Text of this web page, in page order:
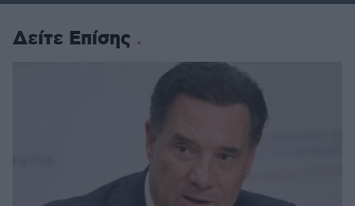
Δείτε Επίσης